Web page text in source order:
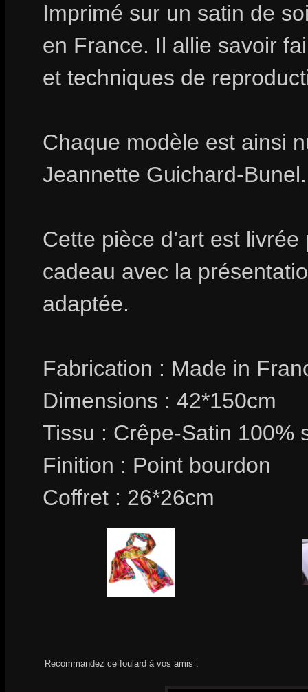
Imprimé sur un satin de
en France. Il allie savoir
et techniques de
Chaque modèle est ainsi
Jeannette Guichard-Bunel.
Cette pièce d’art est
cadeau avec la
adaptée.
Fabrication : Made in
Dimensions : 42*150cm
Tissu : Crêpe-Satin 100%
Finition : Point bourdon
Coffret : 26*26cm
Recommandez ce foulard à vos amis :